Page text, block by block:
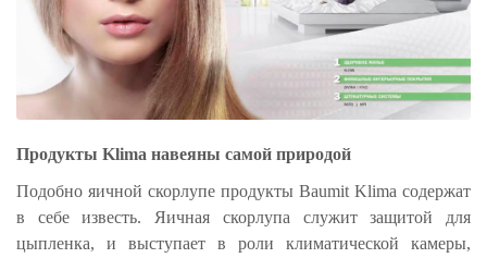
Продукты Klima навеяны самой природой
Подобно яичной скорлупе продукты Baumit Klima содержат
в себе известь. Яичная скорлупа служит защитой для
цыпленка, и выступает в роли климатической камеры,